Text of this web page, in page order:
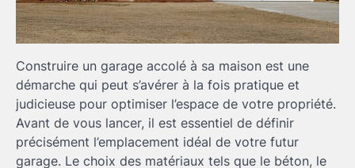
Construire un garage accolé à sa maison est une
démarche qui peut s’avérer à la fois pratique et
judicieuse pour optimiser l’espace de votre propriété.
Avant de vous lancer, il est essentiel de définir
précisément l’emplacement idéal de votre futur
garage. Le choix des matériaux tels que le béton, le